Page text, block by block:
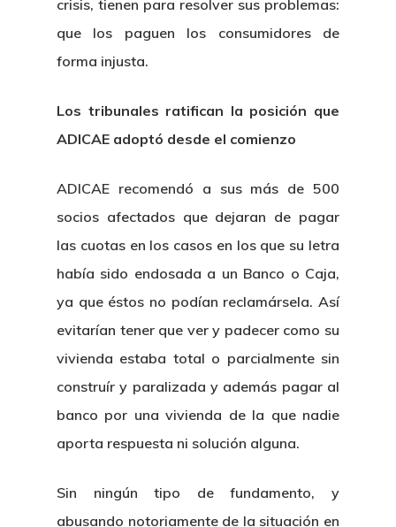
crisis, tienen para resolver sus problemas:
que los paguen los consumidores de
forma injusta.
Los tribunales ratifican la posición que
ADICAE adoptó desde el comienzo
ADICAE recomendó a sus más de 500
socios afectados que dejaran de pagar
las cuotas en los casos en los que su letra
había sido endosada a un Banco o Caja,
ya que éstos no podían reclamársela. Así
evitarían tener que ver y padecer como su
vivienda estaba total o parcialmente sin
construír y paralizada y además pagar al
banco por una vivienda de la que nadie
aporta respuesta ni solución alguna.
Sin ningún tipo de fundamento, y
abusando notoriamente de la situación en